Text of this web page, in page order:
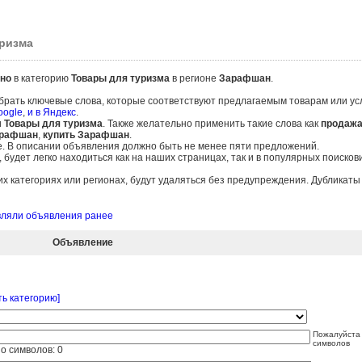
в категорию Товары для туризмав регионе Зарафшан.
ключевые слова, которые соответствуют предлагаемым товарам или
, и в Яндекс.
Товары для туризма. Также желательно применить такие слова как
, купить Зарафшан.
В описании объявления должно быть не менее пяти предложений.
легко находиться как на наших страницах, так и в популярных
или регионах, будут удаляться без предупреждения.
объявления ранее
Объявление
категорию]
символов: 0
Пожалуйста
символов